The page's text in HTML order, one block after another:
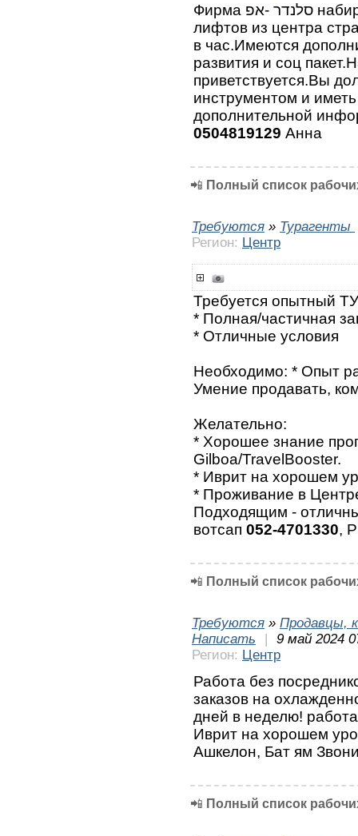
Фирма סלנדר -אפ набирает работников на установку
лифтов из центра
в час.Имеются
развития и соц
приветствуется.Вы
инструментом и
дополнительной
0504819129 Анна
📲 Полный список
Требуются » Турагенты
Регион: Центр
Требуется опытный
* Полная/частичная
* Отличные условия
Необходимо: * Опыт
Умение продавать,
Желательно:
* Хорошее знание
Gilboa/TravelBooster.
* Иврит на хорошем
* Проживание в
Подходящим -
вотсап 052-4701330,
📲 Полный список
Требуются » Продавцы,
Написать
|
9 май 2024
Регион: Центр
Работа без
заказов на
дней в неделю!
Иврит на хорошем
Ашкелон, Бат ям
📲 Полный список